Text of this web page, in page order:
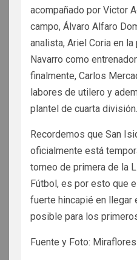
acompañado por Victor
campo, Álvaro Alfaro
analista, Ariel Coria en
Navarro como
finalmente, Carlos
labores de utilero y
plantel de cuarta división.
Recordemos que San
oficialmente está
torneo de primera de la
Fútbol, es por esto que
fuerte hincapié en llegar
posible para los
Fuente y Foto: